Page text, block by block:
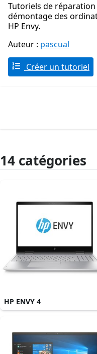
Tutoriels de
démontage des
HP Envy.
Auteur : pascual
Créer un tutoriel
14 catégories
HP ENVY 4